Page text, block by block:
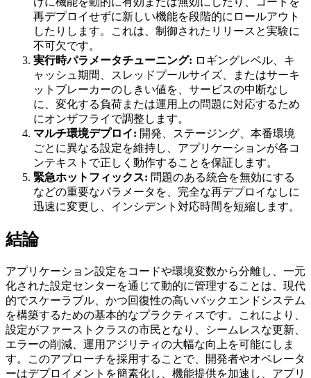
再デプロイせずに新しい機能を段階的にロールアウト
したりします。これは、制御されたリリースと実験に
不可欠です。
実行時パラメータチューニング: ロギングレベル、キ
ャッシュ期間、スレッドプールサイズ、またはサーキ
ットブレーカーのしきい値を、サービスの中断なし
に、変化する負荷または運用上の問題に対応するため
にオンザフライで調整します。
マルチ環境デプロイ: 開発、ステージング、本番環境
ごとに異なる設定を維持し、アプリケーションが各コ
ンテキストで正しく動作することを保証します。
緊急ホットフィックス: 問題のある統合を無効にする
などの重要なパラメータを、完全な再デプロイなしに
迅速に変更し、インシデント対応時間を短縮します。
結論
アプリケーション設定をコードや環境変数から分離し、一元
化された設定センターを通じて動的に管理することは、現代
的でスケーラブル、かつ回復性の高いバックエンドシステム
を構築するための基本的なプラクティスです。これにより、
設定がファーストクラスの市民となり、シームレスな更新、
エラーの削減、運用アジリティの大幅な向上を可能にしま
す。このアプローチを採用することで、開発者やオペレータ
ーはデプロイメントを簡素化し、機能提供を加速し、アプリ